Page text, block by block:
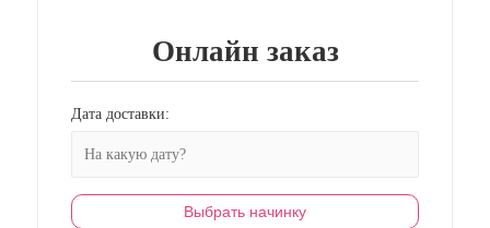
Онлайн заказ
Дата доставки:
Выбрать начинку